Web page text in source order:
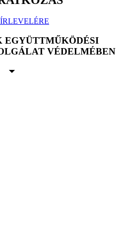
EGYÜTTMŰKÖDÉSI
VÉDELMÉBEN